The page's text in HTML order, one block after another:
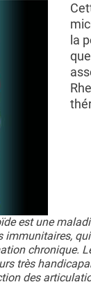
la
est une
immunitaires,
chronique.
très
des